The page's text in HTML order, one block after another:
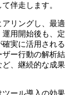
伴走します。
リングし、最適
用開始後も、定
実に活用される
ザー行動の解析結
、継続的な成果